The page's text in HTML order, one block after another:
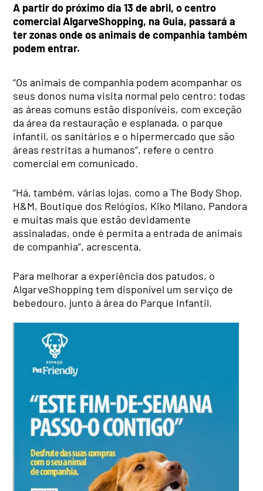
A partir do próximo dia 13 de abril, o centro
comercial AlgarveShopping, na Guia, passará a
ter zonas onde os animais de companhia também
podem entrar.
“Os animais de companhia podem acompanhar os
seus donos numa visita normal pelo centro: todas
as áreas comuns estão disponíveis, com exceção
da área da restauração e esplanada, o parque
infantil, os sanitários e o hipermercado que são
áreas restritas a humanos”, refere o centro
comercial em comunicado.
“Há, também, várias lojas, como a The Body Shop,
H&M, Boutique dos Relógios, Kiko Milano, Pandora
e muitas mais que estão devidamente
assinaladas, onde é permita a entrada de animais
de companhia”, acrescenta.
Para melhorar a experiência dos patudos, o
AlgarveShopping tem disponível um serviço de
bebedouro, junto à área do Parque Infantil.